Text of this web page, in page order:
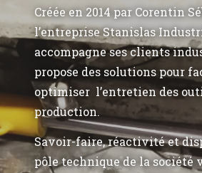
Créée en 2014 par Corentin
l’entreprise Stanislas
accompagne ses clients
propose des solutions pour
optimiser l’entretien des
production.
Savoir-faire, réactivité et
pôle technique de la société